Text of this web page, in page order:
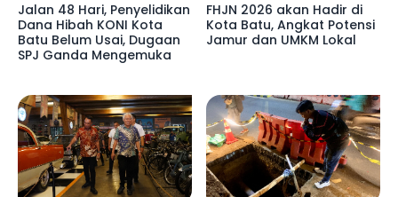
Jalan 48 Hari, Penyelidikan
Dana Hibah KONI Kota
Batu Belum Usai, Dugaan
SPJ Ganda Mengemuka
FHJN 2026 akan Hadir di
Kota Batu, Angkat Potensi
Jamur dan UMKM Lokal